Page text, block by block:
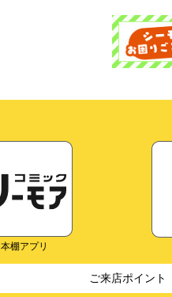
本棚アプリ
ご来店ポイント